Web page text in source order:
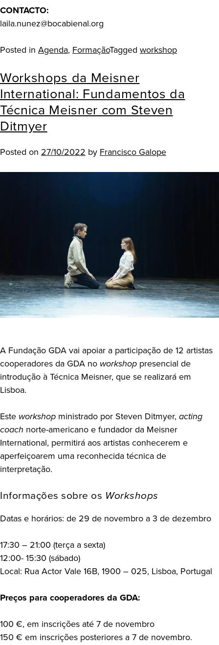
CONTACTO:
laila.nunez@bocabienal.org
Posted in Agenda, FormaçãoTagged workshop
Workshops da Meisner
International: Fundamentos da
Técnica Meisner com Steven
Ditmyer
Posted on 27/10/2022 by Francisco Galope
A Fundação GDA vai apoiar a participação de 12 artistas
cooperadores da GDA no workshop presencial de
introdução à Técnica Meisner, que se realizará em
Lisboa.
Este workshop ministrado por Steven Ditmyer, acting
coach norte-americano e fundador da Meisner
International, permitirá aos artistas conhecerem e
aperfeiçoarem uma reconhecida técnica de
interpretação.
Informações sobre os Workshops
Datas e horários: de 29 de novembro a 3 de dezembro
17:30 – 21:00 (terça a sexta)
12:00- 15:30 (sábado)
Local: Rua Actor Vale 16B, 1900 – 025, Lisboa, Portugal
Preços para cooperadores da GDA:
100 €, em inscrições até 7 de novembro
150 € em inscrições posteriores a 7 de novembro.